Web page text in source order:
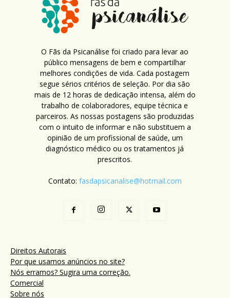
O Fãs da Psicanálise foi criado para levar ao
público mensagens de bem e compartilhar
melhores condições de vida. Cada postagem
segue sérios critérios de seleção. Por dia são
mais de 12 horas de dedicação intensa, além do
trabalho de colaboradores, equipe técnica e
parceiros. As nossas postagens são produzidas
com o intuito de informar e não substituem a
opinião de um profissional de saúde, um
diagnóstico médico ou os tratamentos já
prescritos.
Contato: fasdapsicanalise@hotmail.com
Direitos Autorais
Por que usamos anúncios no site?
Nós erramos? Sugira uma correção.
Comercial
Sobre nós